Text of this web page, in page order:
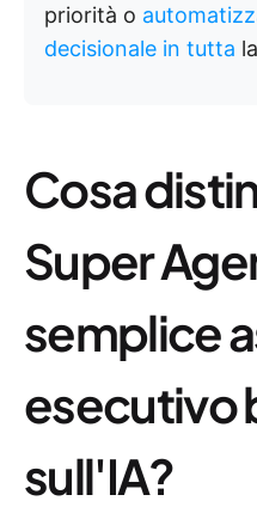
priorità o
decisionale in tutta
Cosa
Super
semplice
esecutivo
sull'IA?